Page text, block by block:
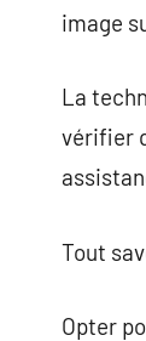
image
La
vérifier
Tout
Opter